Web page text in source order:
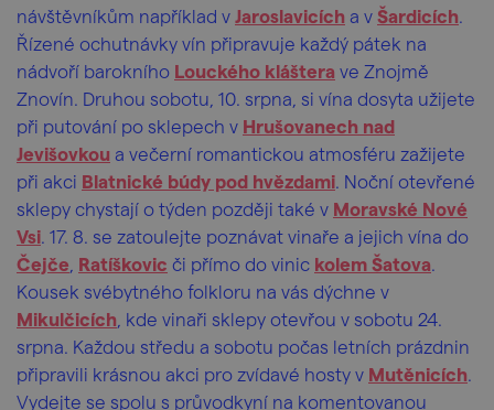
návštěvníkům například v Jaroslavicích a v Šardicích.
Řízené ochutnávky vín připravuje každý pátek na
nádvoří barokního Louckého kláštera ve Znojmě
Znovín. Druhou sobotu, 10. srpna, si vína dosyta užijete
při putování po sklepech v Hrušovanech nad
Jevišovkou a večerní romantickou atmosféru zažijete
při akci Blatnické búdy pod hvězdami. Noční otevřené
sklepy chystají o týden později také v Moravské Nové
Vsi. 17. 8. se zatoulejte poznávat vinaře a jejich vína do
Čejče Ratíškovic či přímo do vinic kolem Šatova.
Kousek svébytného folkloru na vás dýchne v
Mikulčicích , kde vinaři sklepy otevřou v sobotu 24.
srpna. Každou středu a sobotu počas letních prázdnin
připravili krásnou akci pro zvídavé hosty v Mutěnicích.
Vydejte se spolu s průvodkyní na komentovanou